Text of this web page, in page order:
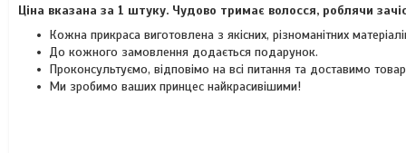
Ціна вказана за 1 штуку. Чудово тримає волосся, роблячи
Кожна прикраса виготовлена з якісних, різноманітних
До кожного замовлення додається подарунок.
Проконсультуємо, відповімо на всі питання та доставимо
Ми зробимо ваших принцес найкрасивішими!